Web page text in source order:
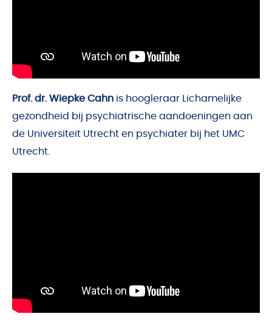
Prof. dr. Wiepke Cahn is hoogleraar Lichamelijke
gezondheid bij psychiatrische aandoeningen aan
de Universiteit Utrecht en psychiater bij het UMC
Utrecht.